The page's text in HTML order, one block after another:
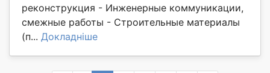
реконструкция - Инженерные коммуникации,
смежные работы - Строительные материалы
(п... Докладніше